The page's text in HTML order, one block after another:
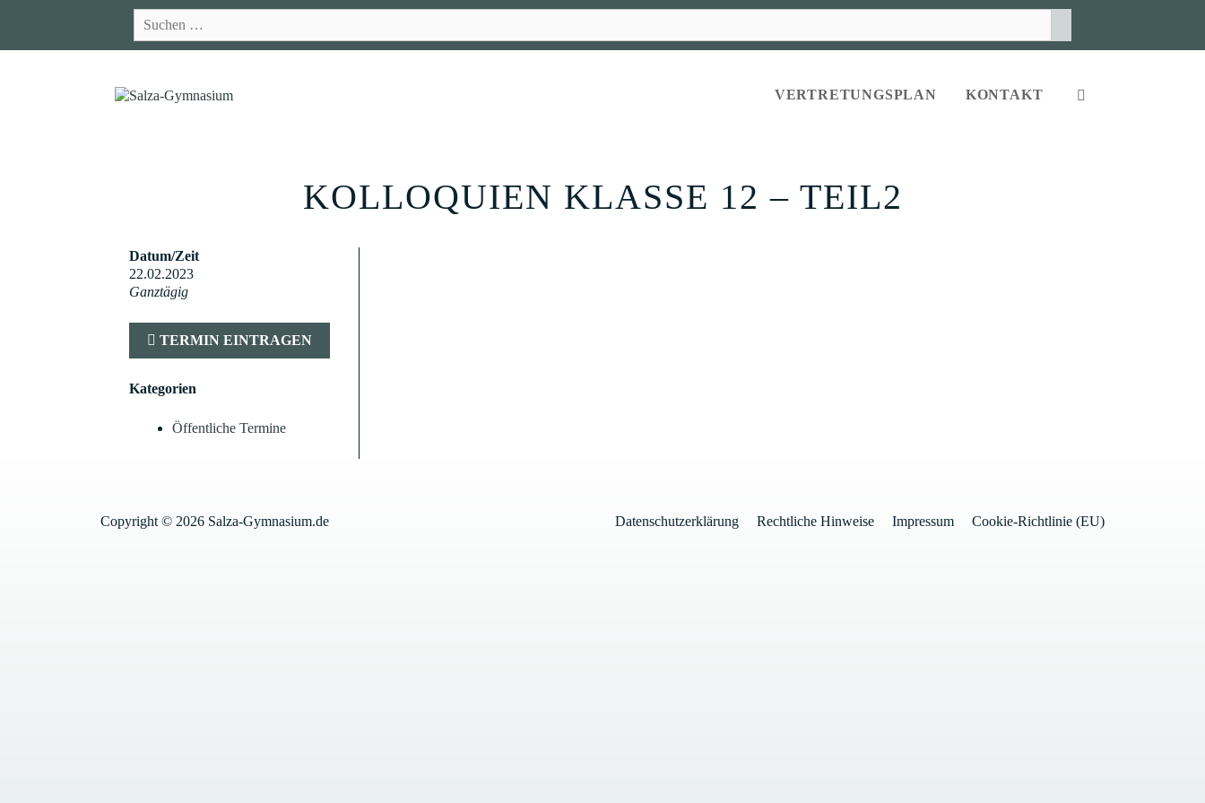
nach:
VERTRETUNGSPLAN KONTAKT
KOLLOQUIEN KLASSE 12 – TEIL2
Datum/Zeit
22.02.2023
Ganztägig
TERMIN EINTRAGEN
Kategorien
Öffentliche Termine
Datenschutzerklärung Rechtliche Hinweise Impressum Cookie-Richtlinie (EU)
Copyright © 2026 Salza-Gymnasium.de